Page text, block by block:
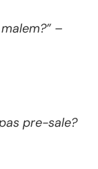
–
pre-sale?